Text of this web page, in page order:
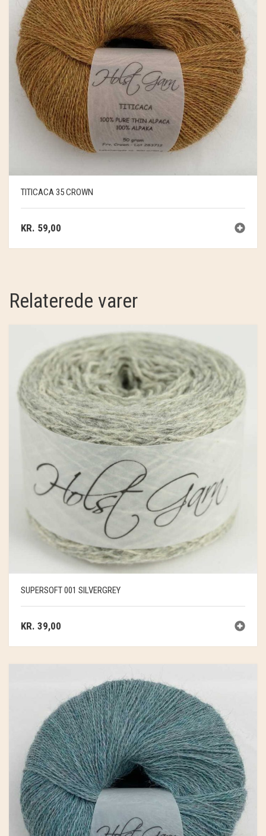
TITICACA 35 CROWN
KR. 59,00
Relaterede varer
SUPERSOFT 001 SILVERGREY
KR. 39,00